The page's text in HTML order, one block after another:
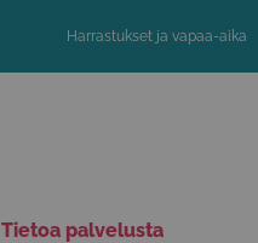
Harrastukset ja vapaa-aika
Tietoa palvelusta